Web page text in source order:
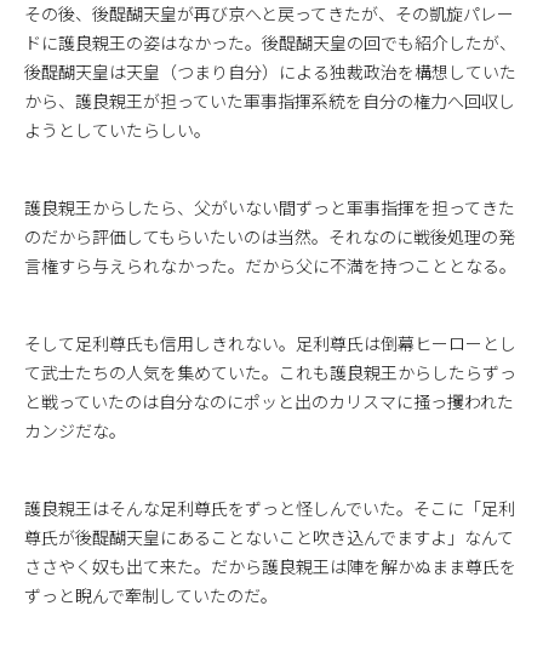
その後、後醍醐天皇が再び京へと戻ってきたが、その凱旋パレー
ドに護良親王の姿はなかった。後醍醐天皇の回でも紹介したが、
後醍醐天皇は天皇（つまり自分）による独裁政治を構想していた
から、護良親王が担っていた軍事指揮系統を自分の権力へ回収し
ようとしていたらしい。
護良親王からしたら、父がいない間ずっと軍事指揮を担ってきた
のだから評価してもらいたいのは当然。それなのに戦後処理の発
言権すら与えられなかった。だから父に不満を持つこととなる。
そして足利尊氏も信用しきれない。足利尊氏は倒幕ヒーローとし
て武士たちの人気を集めていた。これも護良親王からしたらずっ
と戦っていたのは自分なのにポッと出のカリスマに掻っ攫われた
カンジだな。
護良親王はそんな足利尊氏をずっと怪しんでいた。そこに「足利
尊氏が後醍醐天皇にあることないこと吹き込んでますよ」なんて
ささやく奴も出て来た。だから護良親王は陣を解かぬまま尊氏を
ずっと睨んで牽制していたのだ。